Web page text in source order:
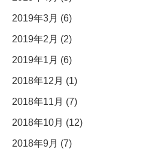
2019年3月 (6)
2019年2月 (2)
2019年1月 (6)
2018年12月 (1)
2018年11月 (7)
2018年10月 (12)
2018年9月 (7)